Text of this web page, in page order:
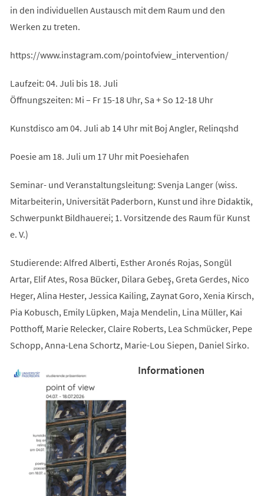
in den individuellen Austausch mit dem Raum und den
Werken zu treten.
https://www.instagram.com/pointofview_intervention/
Laufzeit: 04. Juli bis 18. Juli
Öffnungszeiten: Mi – Fr 15-18 Uhr, Sa + So 12-18 Uhr
Kunstdisco am 04. Juli ab 14 Uhr mit Boj Angler, Relinqshd
Poesie am 18. Juli um 17 Uhr mit Poesiehafen
Seminar- und Veranstaltungsleitung: Svenja Langer (wiss.
Mitarbeiterin, Universität Paderborn, Kunst und ihre Didaktik,
Schwerpunkt Bildhauerei; 1. Vorsitzende des Raum für Kunst
e. V.)
Studierende: Alfred Alberti, Esther Aronés Rojas, Songül
Artar, Elif Ates, Rosa Bücker, Dilara Gebeş, Greta Gerdes, Nico
Heger, Alina Hester, Jessica Kailing, Zaynat Goro, Xenia Kirsch,
Pia Kobusch, Emily Lüpken, Maja Mendelin, Lina Müller, Kai
Potthoff, Marie Relecker, Claire Roberts, Lea Schmücker, Pepe
Schopp, Anna-Lena Schortz, Marie-Lou Siepen, Daniel Sirko.
Informationen